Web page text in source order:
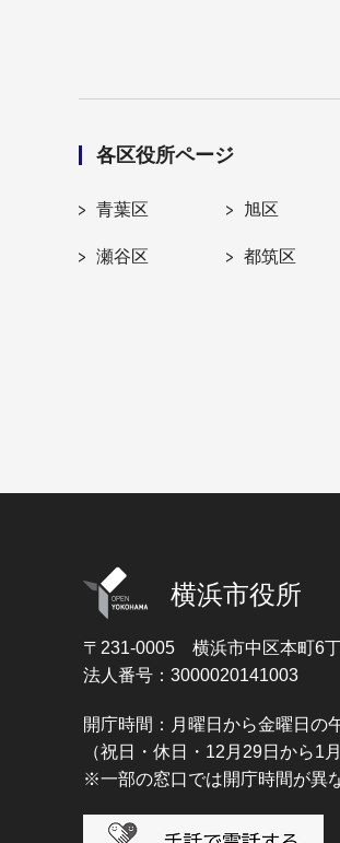
各区役所ページ
青葉区 旭区
瀬谷区 都筑区
横浜市役所
〒231-0005 横浜市中区本町6
法人番号：3000020141003
開庁時間：月曜日から金曜日の
（祝日・休日・12月29日から1
※一部の窓口では開庁時間が異